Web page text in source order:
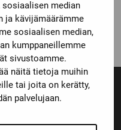
median
ja kävijämäärämme
sosiaalisen median,
kumppaneillemme
sivustoamme.
näitä tietoja muihin
tai joita on kerätty,
palvelujaan.